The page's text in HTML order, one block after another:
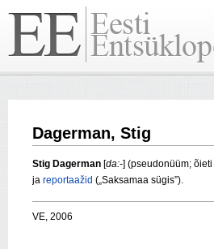
Dagerman, Stig
Stig Dagerman [da:-] (pseudonüüm;
ja reportaažid („Saksamaa sügis”).
VE, 2006